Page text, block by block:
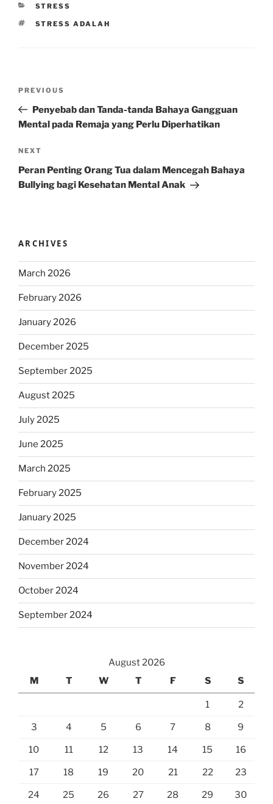
CATEGORIES
STRESS
TAGS
STRESS ADALAH
Previous
Post
PREVIOUS
Penyebab dan Tanda-tanda Bahaya Gangguan
Mental pada Remaja yang Perlu Diperhatikan
Next
Post
NEXT
Peran Penting Orang Tua dalam Mencegah Bahaya
Bullying bagi Kesehatan Mental Anak
ARCHIVES
March 2026
February 2026
January 2026
December 2025
September 2025
August 2025
July 2025
June 2025
March 2025
February 2025
January 2025
December 2024
November 2024
October 2024
September 2024
August 2026
M
T W T F S S
1 2
3 4 5 6 7 8 9
10 11 12 13 14 15 16
17 18 19 20 21 22 23
24 25 26 27 28 29 30